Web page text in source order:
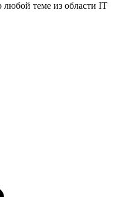
теме из области IT